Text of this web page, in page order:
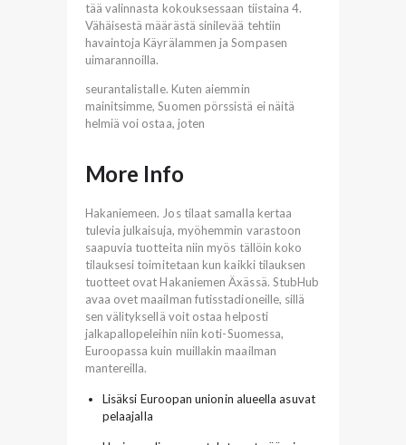
tää va­lin­nas­ta ko­kouk­ses­saan tiis­tai­na 4.
Vähäisestä määrästä sinilevää tehtiin
havaintoja Käyrälammen ja Sompasen
uimarannoilla.
seurantalistalle. Kuten aiemmin
mainitsimme, Suomen pörssistä ei näitä
helmiä voi ostaa, joten
More Info
Hakaniemeen. Jos tilaat samalla kertaa
tulevia julkaisuja, myöhemmin varastoon
saapuvia tuotteita niin myös tällöin koko
tilauksesi toimitetaan kun kaikki tilauksen
tuotteet ovat Hakaniemen Äxässä. StubHub
avaa ovet maailman futisstadioneille, sillä
sen välityksellä voit ostaa helposti
jalkapallopeleihin niin koti-Suomessa,
Euroopassa kuin muillakin maailman
mantereilla.
Lisäksi Euroopan unionin alueella asuvat
pelaajalla